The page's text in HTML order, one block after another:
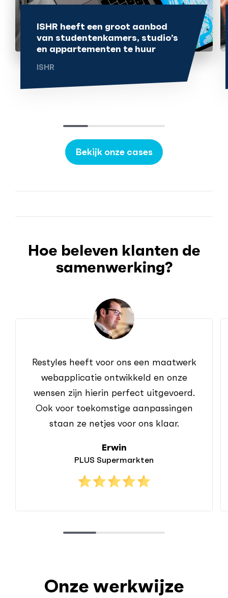
ISHR heeft een groot aanbod
van studentenkamers, studio’s
en appartementen te huur
ISHR
Bekijk onze cases
Hoe beleven klanten de
samenwerking?
Restyles heeft voor ons een maatwerk
webapplicatie ontwikkeld en onze
wensen zijn hierin perfect uitgevoerd.
Ook voor toekomstige aanpassingen
staan ze netjes voor ons klaar.
Erwin
PLUS Supermarkten
Onze werkwijze